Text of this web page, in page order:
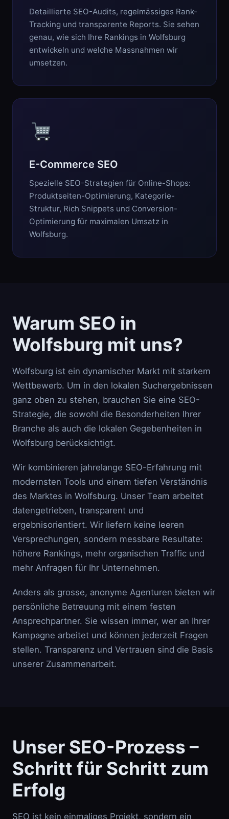
Detaillierte SEO-Audits, regelmässiges Rank-
Tracking und transparente Reports. Sie sehen
genau, wie sich Ihre Rankings in Wolfsburg
entwickeln und welche Massnahmen wir
umsetzen.
E-Commerce SEO
Spezielle SEO-Strategien für Online-Shops:
Produktseiten-Optimierung, Kategorie-
Struktur, Rich Snippets und Conversion-
Optimierung für maximalen Umsatz in
Wolfsburg.
Warum SEO in
Wolfsburg mit uns?
Wolfsburg ist ein dynamischer Markt mit starkem
Wettbewerb. Um in den lokalen Suchergebnissen
ganz oben zu stehen, brauchen Sie eine SEO-
Strategie, die sowohl die Besonderheiten Ihrer
Branche als auch die lokalen Gegebenheiten in
Wolfsburg berücksichtigt.
Wir kombinieren jahrelange SEO-Erfahrung mit
modernsten Tools und einem tiefen Verständnis
des Marktes in Wolfsburg. Unser Team arbeitet
datengetrieben, transparent und
ergebnisorientiert. Wir liefern keine leeren
Versprechungen, sondern messbare Resultate:
höhere Rankings, mehr organischen Traffic und
mehr Anfragen für Ihr Unternehmen.
Anders als grosse, anonyme Agenturen bieten wir
persönliche Betreuung mit einem festen
Ansprechpartner. Sie wissen immer, wer an Ihrer
Kampagne arbeitet und können jederzeit Fragen
stellen. Transparenz und Vertrauen sind die Basis
unserer Zusammenarbeit.
Unser SEO-Prozess –
Schritt für Schritt zum
Erfolg
SEO ist kein einmaliges Projekt, sondern ein